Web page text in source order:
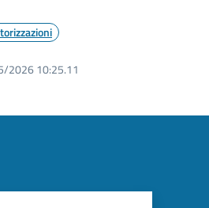
2026 10:25.11